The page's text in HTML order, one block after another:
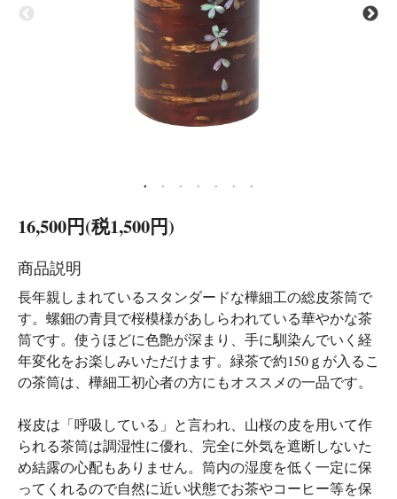
16,500円(税1,500円)
商品説明
長年親しまれているスタンダードな樺細工の総皮茶筒で
す。螺鈿の青貝で桜模様があしらわれている華やかな茶
筒です。使うほどに色艶が深まり、手に馴染んでいく経
年変化をお楽しみいただけます。緑茶で約150ｇが入るこ
の茶筒は、樺細工初心者の方にもオススメの一品です。
桜皮は「呼吸している」と言われ、山桜の皮を用いて作
られる茶筒は調湿性に優れ、完全に外気を遮断しないた
め結露の心配もありません。筒内の湿度を低く一定に保
ってくれるので自然に近い状態でお茶やコーヒー等を保